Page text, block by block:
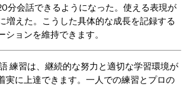
分会話できるようになった。使える表現が
増えた。こうした具体的な成長を記録する
ションを維持できます。
練習は、継続的な努力と適切な学習環境が
実に上達できます。一人での練習とプロの